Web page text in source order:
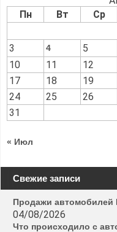
Пн
Вт Ср
3
4 5
10
11 12
17
18 19
24
25 26
31
« Июл
Свежие записи
Продажи автомобилей
04/08/2026
Что происходило с